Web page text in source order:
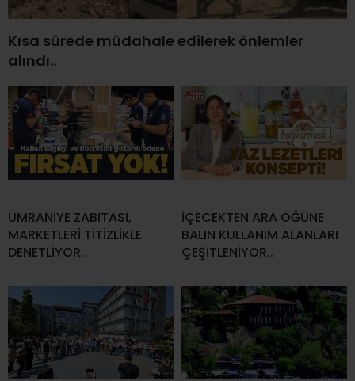
Kısa sürede müdahale edilerek önlemler
alındı..
ÜMRANİYE ZABITASI,
MARKETLERİ TİTİZLİKLE
DENETLİYOR..
İÇECEKTEN ARA ÖĞÜNE
BALIN KULLANIM ALANLARI
ÇEŞİTLENİYOR..